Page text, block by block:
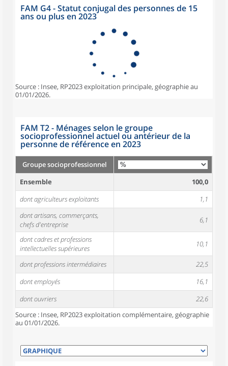
FAM G4 - Statut conjugal des personnes de 15
ans ou plus en 2023
Source : Insee, RP2023 exploitation principale, géographie au
01/01/2026.
FAM T2 - Ménages selon le groupe
socioprofessionnel actuel ou antérieur de la
personne de référence en 2023
Groupe socioprofessionnel
Ensemble
100,0
dont agriculteurs exploitants
1,1
dont artisans, commerçants,
chefs d'entreprise
6,1
dont cadres et professions
intellectuelles supérieures
10,1
dont professions intermédiaires
22,5
dont employés
16,1
dont ouvriers
22,6
Source : Insee, RP2023 exploitation complémentaire, géographie
au 01/01/2026.